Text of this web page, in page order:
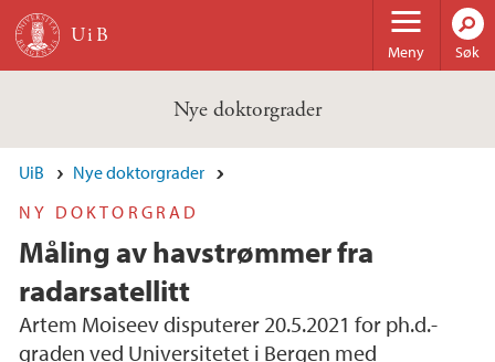
Hopp til hovedinnhold
Meny Søk
Nye doktorgrader
UiB
Nye doktorgrader
NY DOKTORGRAD
Måling av havstrømmer fra
radarsatellitt
Artem Moiseev disputerer 20.5.2021 for ph.d.-
graden ved Universitetet i Bergen med